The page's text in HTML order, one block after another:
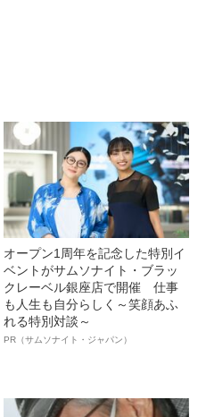
オープン1周年を記念した特別イ
ベントがサムソナイト・ブラッ
クレーベル銀座店で開催 仕事
も人生も自分らしく～笑顔あふ
れる特別対談～
PR（サムソナイト・ジャパン）